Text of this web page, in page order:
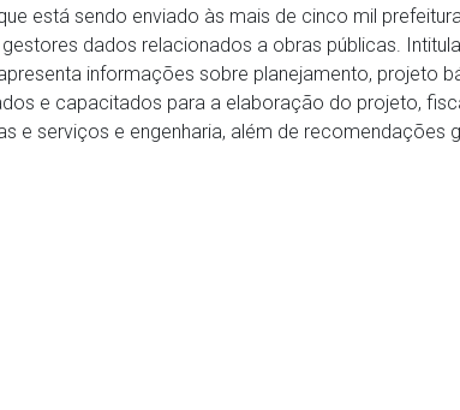
está sendo enviado às mais de cinco mil
dados relacionados a obras públicas.
informações sobre planejamento, projeto
e capacitados para a elaboração do projeto,
e serviços e engenharia, além de recomendações